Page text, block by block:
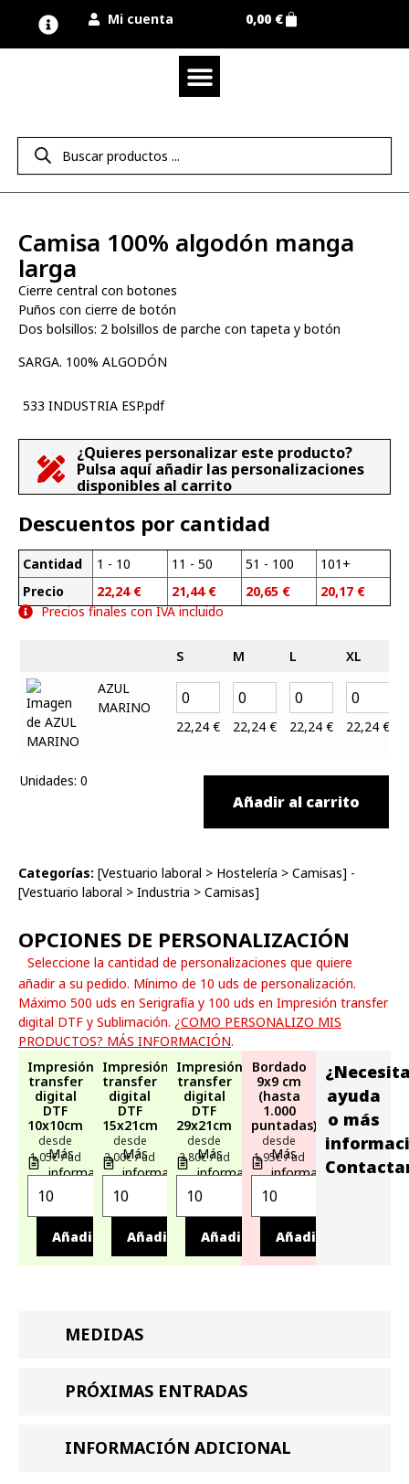
Mi cuenta 0,00 €
Camisa 100% algodón manga
larga
Cierre central con botones
Puños con cierre de botón
Dos bolsillos: 2 bolsillos de parche con tapeta y botón
SARGA. 100% ALGODÓN
533 INDUSTRIA ESP.pdf
¿Quieres personalizar este producto?
Pulsa aquí añadir las personalizaciones
disponibles al carrito
Descuentos por cantidad
Cantidad
Precio
1 - 10
22,24 €
11 - 50
21,44 €
51 - 100
20,65 €
101+
20,17 €
Precios finales con IVA incluido
S M L XL
AZUL
MARINO
22,24 € 22,24 € 22,24 € 22,24 €
Unidades: 0
Añadir al carrito
Categorías: [Vestuario laboral > Hostelería > Camisas] -
[Vestuario laboral > Industria > Camisas]
OPCIONES DE PERSONALIZACIÓN
Seleccione la cantidad de personalizaciones que quiere
añadir a su pedido. Mínimo de 10 uds de personalización.
Máximo 500 uds en Serigrafía y 100 uds en Impresión transfer
digital DTF y Sublimación. ¿COMO PERSONALIZO MIS
PRODUCTOS? MÁS INFORMACIÓN.
Impresión
transfer
digital
DTF
10x10cm
desde
1,05€ / ud
Más
información
Añadir
Impresión
transfer
digital
DTF
15x21cm
desde
2,00€ / ud
Más
información
Añadir
Impresión
transfer
digital
DTF
29x21cm
desde
2,80€ / ud
Más
información
Añadir
Bordado
9x9 cm
(hasta
1.000
puntadas)
desde
1,95€ / ud
Más
información
Añadir
ayuda
o más
MEDIDAS
PRÓXIMAS ENTRADAS
INFORMACIÓN ADICIONAL